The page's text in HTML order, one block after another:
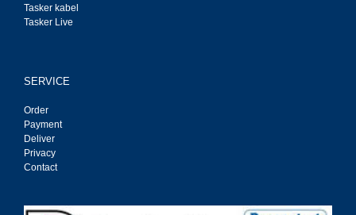
Tasker kabel
Tasker Live
SERVICE
Order
Payment
Deliver
Privacy
Contact